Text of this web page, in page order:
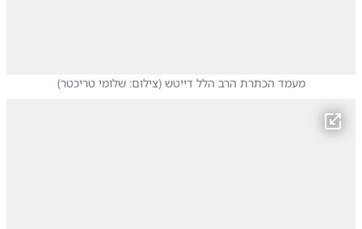
מעמד הכתרת הרב הלל דייטש (צילום: שלומי טריכטר)